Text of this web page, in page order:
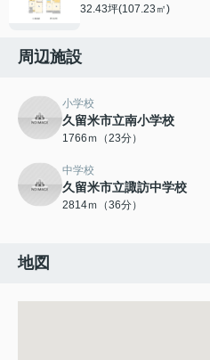
32.43坪(107.23㎡)
周辺施設
小学校
久留米市立南小学校
1766ｍ（23分）
中学校
久留米市立諏訪中学校
2814ｍ（36分）
地図